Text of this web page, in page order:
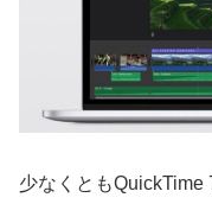
少なくともQuickTime